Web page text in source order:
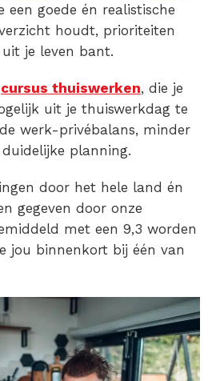
een goede én realistische
houdt, prioriteiten
je leven bant.
cursus thuiswerken, die je
uit je thuiswerkdag te
werk-privébalans, minder
planning.
door het hele land én
gegeven door onze
met een 9,3 worden
jou binnenkort bij één van